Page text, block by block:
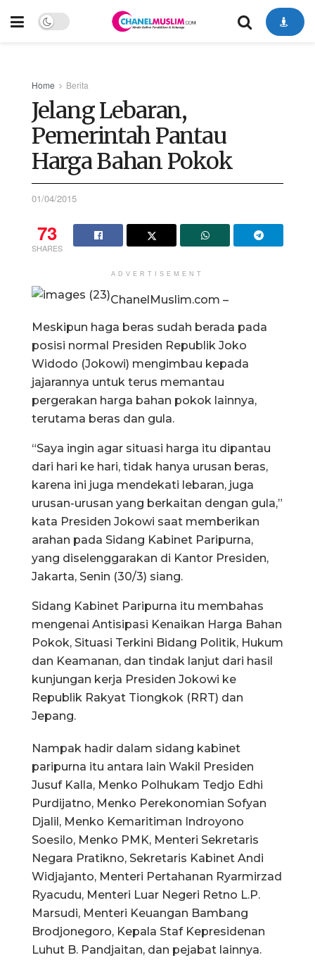
Home Berita
Jelang Lebaran,
Pemerintah Pantau
Harga Bahan Pokok
01/04/2015
73
SHARES
ADVERTISEMENT
ChanelMuslim.com –
Meskipun haga beras sudah berada pada
posisi normal Presiden Republik Joko
Widodo (Jokowi) mengimbau kepada
jajarannya untuk terus memantau
pergerakan harga bahan pokok lainnya,
terutama beras dan gula.
“Saya ingin agar situasi harga itu dipantau
dari hari ke hari, tidak hanya urusan beras,
karena ini juga mendekati lebaran, juga
urusan-urusan yang berkaitan dengan gula,”
kata Presiden Jokowi saat memberikan
arahan pada Sidang Kabinet Paripurna,
yang diselenggarakan di Kantor Presiden,
Jakarta, Senin (30/3) siang.
Sidang Kabinet Paripurna itu membahas
mengenai Antisipasi Kenaikan Harga Bahan
Pokok, Situasi Terkini Bidang Politik, Hukum
dan Keamanan, dan tindak lanjut dari hasil
kunjungan kerja Presiden Jokowi ke
Republik Rakyat Tiongkok (RRT) dan
Jepang.
Nampak hadir dalam sidang kabinet
paripurna itu antara lain Wakil Presiden
Jusuf Kalla, Menko Polhukam Tedjo Edhi
Purdijatno, Menko Perekonomian Sofyan
Djalil, Menko Kemaritiman Indroyono
Soesilo, Menko PMK, Menteri Sekretaris
Negara Pratikno, Sekretaris Kabinet Andi
Widjajanto, Menteri Pertahanan Ryarmirzad
Ryacudu, Menteri Luar Negeri Retno L.P.
Marsudi, Menteri Keuangan Bambang
Brodjonegoro, Kepala Staf Kepresidenan
Luhut B. Pandjaitan, dan pejabat lainnya.